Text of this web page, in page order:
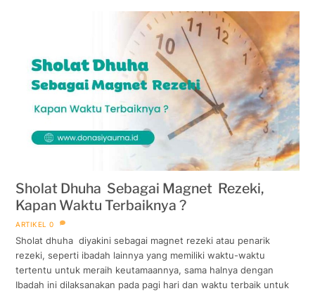
Sholat Dhuha Sebagai Magnet Rezeki,
Kapan Waktu Terbaiknya ?
ARTIKEL 0
Sholat dhuha diyakini sebagai magnet rezeki atau penarik
rezeki, seperti ibadah lainnya yang memiliki waktu-waktu
tertentu untuk meraih keutamaannya, sama halnya dengan
Ibadah ini dilaksanakan pada pagi hari dan waktu terbaik untuk